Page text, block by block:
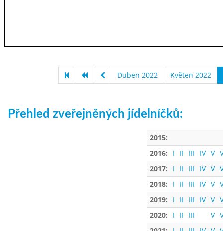
Duben 2022 Květen 2022
Přehled zveřejněných jídelníčků:
2015:
2016:
I II III IV V
2017:
I II III IV V
2018:
I II III IV V
2019:
I II III IV V
2020:
I II III V